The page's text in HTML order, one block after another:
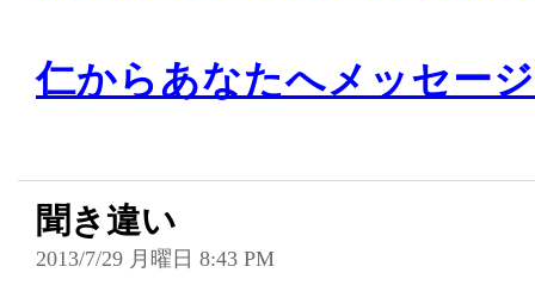
仁からあなたへメッセージ
聞き違い
2013/7/29 月曜日 8:43 PM